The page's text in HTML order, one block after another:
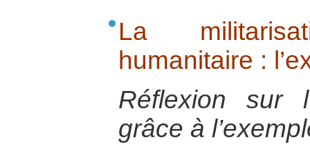
La
humanitaire :
Réflexion sur
grâce à